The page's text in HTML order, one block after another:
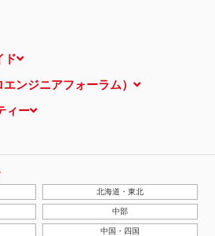
ド
ンジニアフォーラム）
ィー
北海道・東北
中部
中国・四国